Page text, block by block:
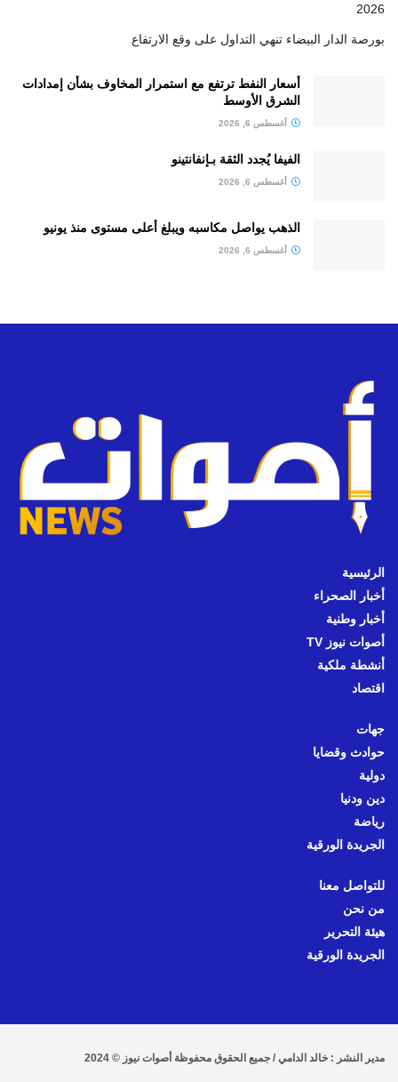
2026
بورصة الدار البيضاء تنهي التداول على وقع الارتفاع
أسعار النفط ترتفع مع استمرار المخاوف بشأن إمدادات
الشرق الأوسط
أغسطس 6, 2026
الفيفا يُجدد الثقة بـإنفانتينو
أغسطس 6, 2026
الذهب يواصل مكاسبه ويبلغ أعلى مستوى منذ يونيو
أغسطس 6, 2026
الرئيسية
أخبار الصحراء
أخبار وطنية
أصوات نيوز TV
أنشطة ملكية
اقتصاد
جهات
حوادث وقضايا
دولية
دين ودنيا
رياضة
الجريدة الورقية
للتواصل معنا
من نحن
هيئة التحرير
الجريدة الورقية
مدير النشر : خالد الدامي / جميع الحقوق محفوظة أصوات نيوز © 2024